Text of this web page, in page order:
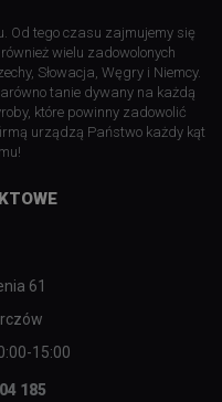
Od tego czasu zajmujemy się
wielu zadowolonych
Słowacja, Węgry i Niemcy.
tanie dywany na każdą
które powinny zadowolić
urządzą Państwo każdy kąt
61
15:00
185